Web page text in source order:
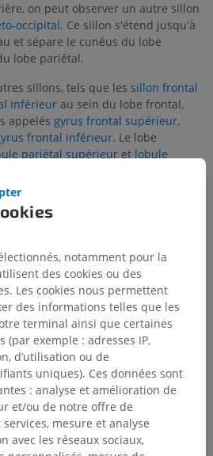
on peut observer un autre sillon
occipital. Ce sillon s'étend jusqu'à
et sépare le cunéus du lobe
lobe pariétal.
sillons, tels que les sillon frontal
inférieur au sein du lobe frontal,
appelés gyrus frontal supérieur,
frontal inférieur. Le lobe
pariétal supérieur et lobule
les
divisent le lobe en
moyenet
en avant, est responsable de
supérieur. En revanche, la
postérieure représente la
sensorielle d'ordre supérieur du
est incorrecte ?
7: The Cerebrum’, inClinical Neuroanatomy.
notamment pour la
des cookies ou des
Les cookies nous permettent
des informations telles que les
terminal ainsi que certaines
(par exemple : adresses IP,
d’utilisation ou de
uniques). Ces données sont
: analyse et amélioration de
et/ou de notre offre de
mesure et analyse
avec les réseaux sociaux,